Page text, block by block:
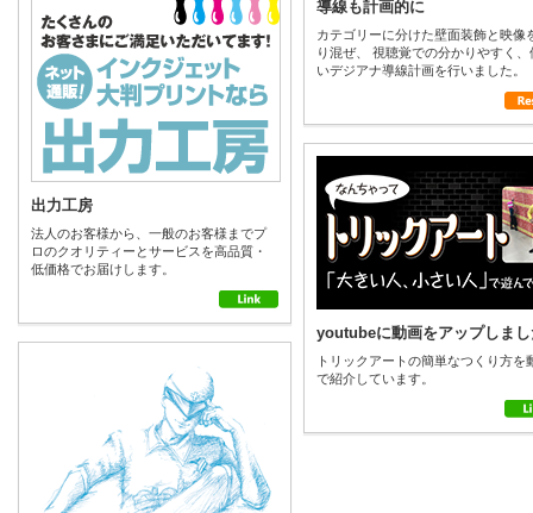
導線も計画的に
カテゴリーに分けた壁面装飾と映像
り混ぜ、 視聴覚での分かりやすく、
いデジアナ導線計画を行いました。
出力工房
法人のお客様から、一般のお客様までプ
ロのクオリティーとサービスを高品質・
低価格でお届けします。
youtubeに動画をアップしま
トリックアートの簡単なつくり方を
で紹介しています。